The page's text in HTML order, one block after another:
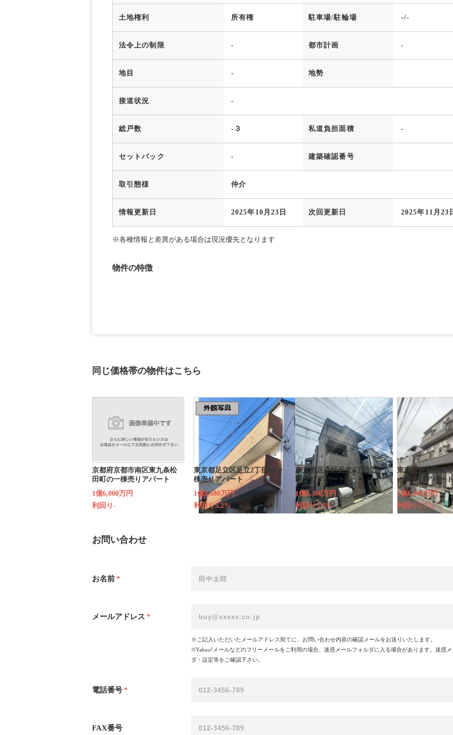
土地権利 所有権 駐車場/駐輪場 -/-
法令上の制限 - 都市計画 -
地目 - 地勢
接道状況 -
総戸数 -３ 私道負担面積 -
セットバック - 建築確認番号
取引態様 仲介
情報更新日 2025年10月23日 次回更新日 2025年11月23
※各種情報と差異がある場合は現況優先となります
物件の特徴
同じ価格帯の物件はこちら
京都府京都市南区東九条松
田町の一棟売りアパート
1億6,000万円
利回り-
東京都足立区足立2丁目の一
棟売りアパート
1億3,680万円
利回り5.2%
東京都足立区足立4丁目の一
棟売りアパート
1億8,500万円
利回り5.6%
東京都荒川区南
一棟売りアパート
1億6,800万円
利回り5.7%
お問い合わせ
お名前*
メールアドレス *
※ご記入いただいたメールアドレス宛てに、お問い合わせ内容の確認メールをお送りいたします。
※Yahoo!メールなどのフリーメールをご利用の場合、迷惑メールフォルダに入る場合があります。迷惑
ダ・設定等をご確認下さい。
電話番号*
FAX番号